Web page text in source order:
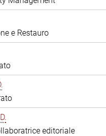
e Restauro
editoriale